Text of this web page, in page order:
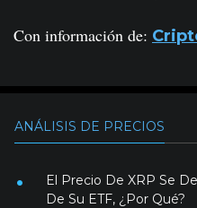
Con información de:
ANÁLISIS DE PRECIOS
El Precio De XRP Se
De Su ETF, ¿Por Qué?